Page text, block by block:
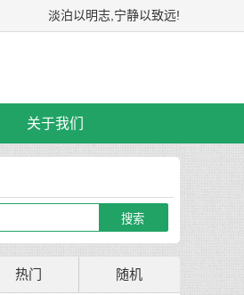
淡泊以明志,宁静以致远!
关于我们
热门 随机